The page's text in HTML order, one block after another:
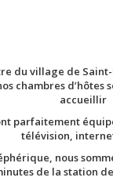
du village de
chambres d’hôtes
accueillir
parfaitement
télévision,
nous
de la station